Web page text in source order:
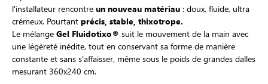
l'installateur rencontre un nouveau matériau : doux, fluide, ultra
crémeux. Pourtant précis, stable, thixotrope.
Le mélange Gel Fluidotixo® suit le mouvement de la main avec
une légèreté inédite, tout en conservant sa forme de manière
constante et sans s'affaisser, même sous le poids de grandes dalles
mesurant 360x240 cm.